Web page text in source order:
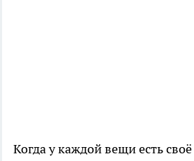
Когда у каждой вещи есть